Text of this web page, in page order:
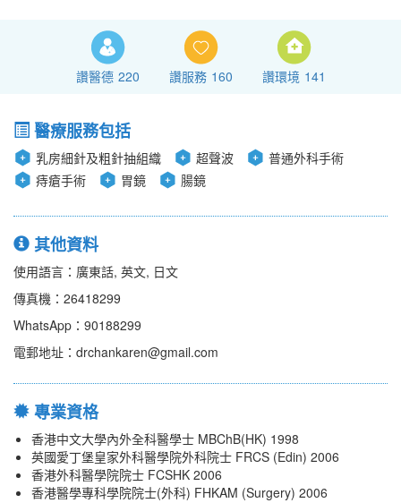
讚醫德 220 讚服務 160 讚環境 141
醫療服務包括
乳房細針及粗針抽組織 超聲波
普通外科手術
痔瘡手術
胃鏡 腸鏡
其他資料
使用語言：廣東話, 英文, 日文
傳真機：26418299
WhatsApp：90188299
電郵地址：drchankaren@gmail.com
專業資格
香港中文大學內外全科醫學士 MBChB(HK) 1998
英國愛丁堡皇家外科醫學院外科院士 FRCS (Edin) 2006
香港外科醫學院院士 FCSHK 2006
香港醫學專科學院院士(外科) FHKAM (Surgery) 2006